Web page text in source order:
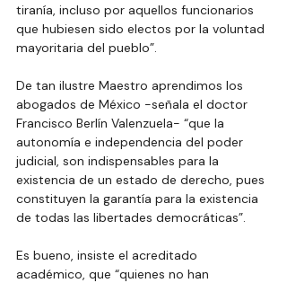
tiranía, incluso por aquellos funcionarios
que hubiesen sido electos por la voluntad
mayoritaria del pueblo”.
De tan ilustre Maestro aprendimos los
abogados de México -señala el doctor
Francisco Berlín Valenzuela- “que la
autonomía e independencia del poder
judicial, son indispensables para la
existencia de un estado de derecho, pues
constituyen la garantía para la existencia
de todas las libertades democráticas”.
Es bueno, insiste el acreditado
académico, que “quienes no han